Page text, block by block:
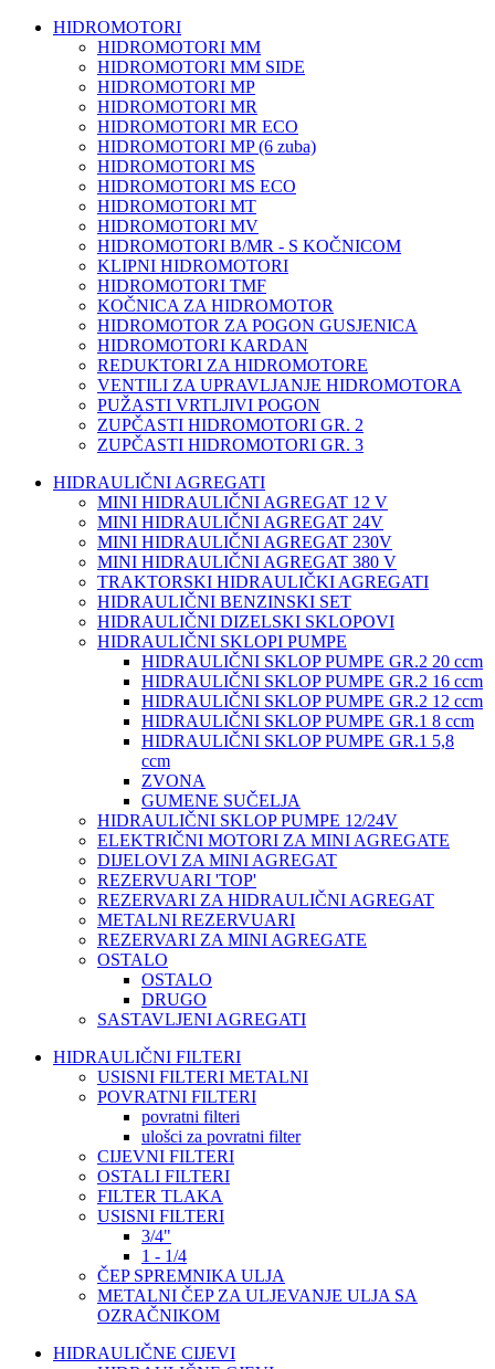
HIDROMOTORI
HIDROMOTORI MM
HIDROMOTORI MM SIDE
HIDROMOTORI MP
HIDROMOTORI MR
HIDROMOTORI MR ECO
HIDROMOTORI MP (6 zuba)
HIDROMOTORI MS
HIDROMOTORI MS ECO
HIDROMOTORI MT
HIDROMOTORI MV
HIDROMOTORI B/MR - S KOČNICOM
KLIPNI HIDROMOTORI
HIDROMOTORI TMF
KOČNICA ZA HIDROMOTOR
HIDROMOTOR ZA POGON GUSJENICA
HIDROMOTORI KARDAN
REDUKTORI ZA HIDROMOTORE
VENTILI ZA UPRAVLJANJE HIDROMOTORA
PUŽASTI VRTLJIVI POGON
ZUPČASTI HIDROMOTORI GR. 2
ZUPČASTI HIDROMOTORI GR. 3
HIDRAULIČNI AGREGATI
MINI HIDRAULIČNI AGREGAT 12 V
MINI HIDRAULIČNI AGREGAT 24V
MINI HIDRAULIČNI AGREGAT 230V
MINI HIDRAULIČNI AGREGAT 380 V
TRAKTORSKI HIDRAULIČKI AGREGATI
HIDRAULIČNI BENZINSKI SET
HIDRAULIČNI DIZELSKI SKLOPOVI
HIDRAULIČNI SKLOPI PUMPE
HIDRAULIČNI SKLOP PUMPE GR.2 20 ccm
HIDRAULIČNI SKLOP PUMPE GR.2 16 ccm
HIDRAULIČNI SKLOP PUMPE GR.2 12 ccm
HIDRAULIČNI SKLOP PUMPE GR.1 8 ccm
HIDRAULIČNI SKLOP PUMPE GR.1 5,8
ccm
ZVONA
GUMENE SUČELJA
HIDRAULIČNI SKLOP PUMPE 12/24V
ELEKTRIČNI MOTORI ZA MINI AGREGATE
DIJELOVI ZA MINI AGREGAT
REZERVUARI 'TOP'
REZERVARI ZA HIDRAULIČNI AGREGAT
METALNI REZERVUARI
REZERVARI ZA MINI AGREGATE
OSTALO
OSTALO
DRUGO
SASTAVLJENI AGREGATI
HIDRAULIČNI FILTERI
USISNI FILTERI METALNI
POVRATNI FILTERI
povratni filteri
ulošci za povratni filter
CIJEVNI FILTERI
OSTALI FILTERI
FILTER TLAKA
USISNI FILTERI
3/4"
1 - 1/4
ČEP SPREMNIKA ULJA
METALNI ČEP ZA ULJEVANJE ULJA SA
OZRAČNIKOM
HIDRAULIČNE CIJEVI